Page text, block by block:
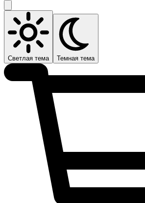
Светлая тема Темная тема